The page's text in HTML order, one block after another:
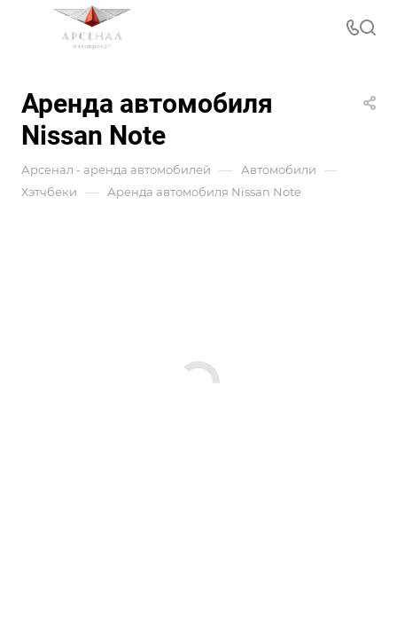
Аренда автомобиля
Nissan Note
Арсенал - аренда автомобилей — Автомобили —
Хэтчбеки — Аренда автомобиля Nissan Note